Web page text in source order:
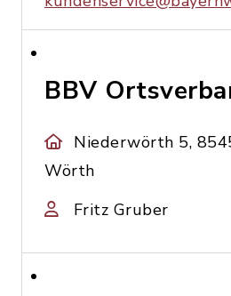
BBV
Niederwörth 5,
Wörth
Fritz Gruber